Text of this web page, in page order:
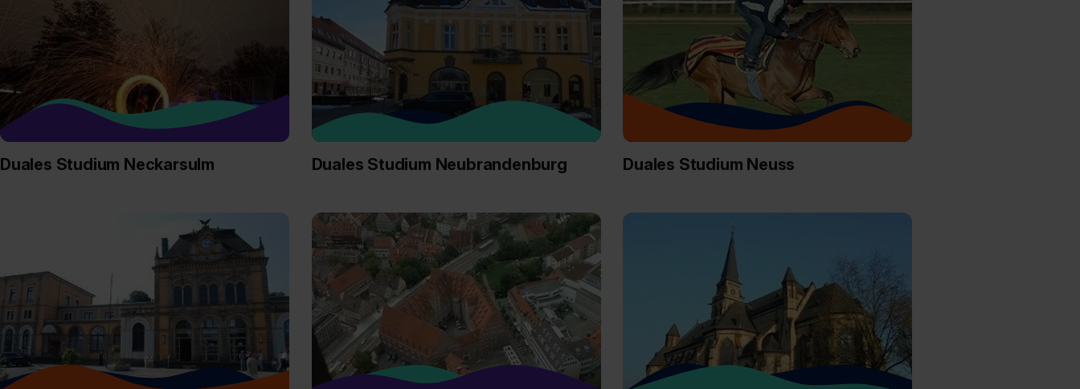
Duales Studium Neckarsulm Duales Studium Neubrandenburg Duales Studium Neuss